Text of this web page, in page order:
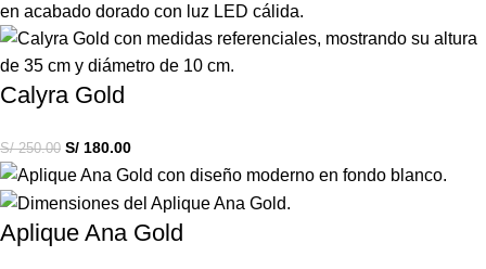
Calyra Gold
S/250.00 S/ 180.00
Aplique Ana Gold